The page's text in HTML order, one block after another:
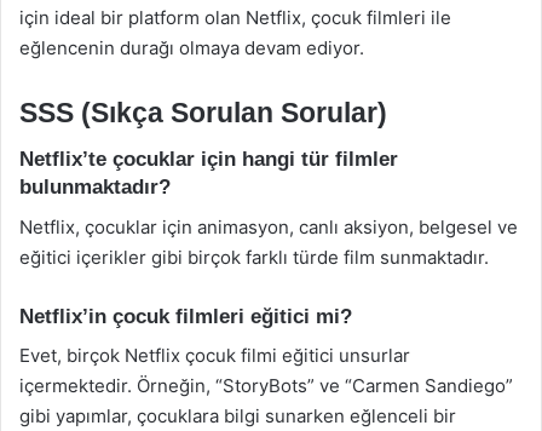
için ideal bir platform olan Netflix, çocuk filmleri ile
eğlencenin durağı olmaya devam ediyor.
SSS (Sıkça Sorulan Sorular)
Netflix’te çocuklar için hangi tür filmler
bulunmaktadır?
Netflix, çocuklar için animasyon, canlı aksiyon, belgesel ve
eğitici içerikler gibi birçok farklı türde film sunmaktadır.
Netflix’in çocuk filmleri eğitici mi?
Evet, birçok Netflix çocuk filmi eğitici unsurlar
içermektedir. Örneğin, “StoryBots” ve “Carmen Sandiego”
gibi yapımlar, çocuklara bilgi sunarken eğlenceli bir